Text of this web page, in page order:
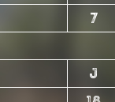
7
J